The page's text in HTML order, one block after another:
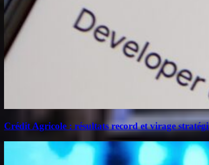
Crédit Agricole : résultats record et virage